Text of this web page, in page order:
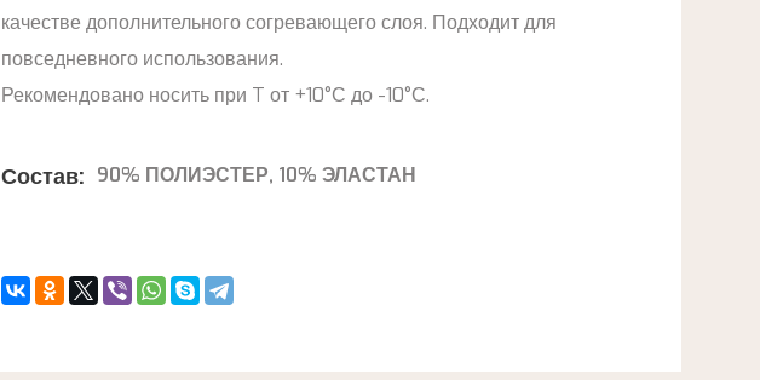
качестве дополнительного согревающего слоя. Подходит для
повседневного использования.
Рекомендовано носить при T от +10°С до -10°С.
Состав: 90% ПОЛИЭСТЕР, 10% ЭЛАСТАН